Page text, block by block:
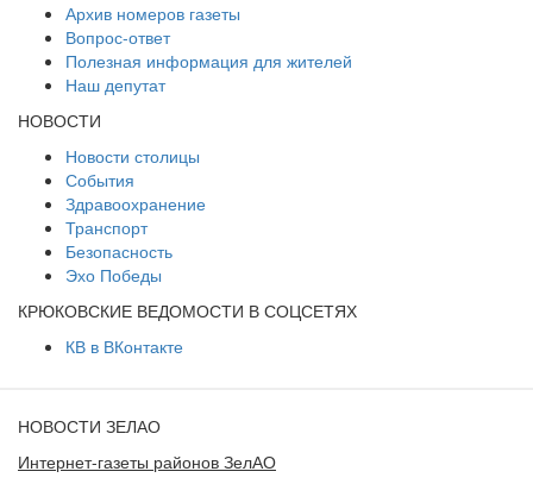
Архив номеров газеты
Вопрос-ответ
Полезная информация для жителей
Наш депутат
НОВОСТИ
Новости столицы
События
Здравоохранение
Транспорт
Безопасность
Эхо Победы
КРЮКОВСКИЕ ВЕДОМОСТИ В СОЦСЕТЯХ
КВ в ВКонтакте
НОВОСТИ ЗЕЛАО
Интернет-газеты районов ЗелАО